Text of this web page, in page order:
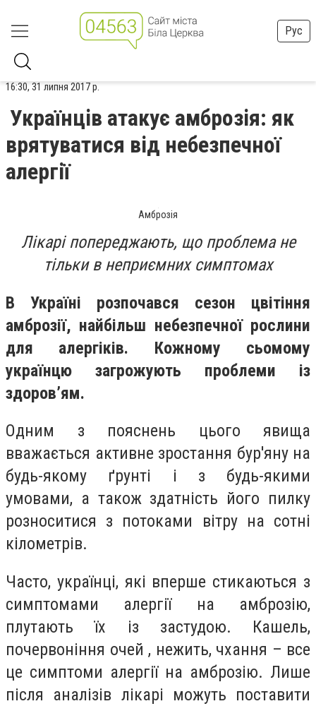
Рус
16:30, 31 липня 2017 р.
Українців атакує амброзія: як
врятуватися від небезпечної
алергії
Амброзія
Лікарі попереджають, що проблема не
тільки в неприємних симптомах
В Україні розпочався сезон цвітіння
амброзії, найбільш небезпечної рослини
для алергіків. Кожному сьомому
українцю загрожують проблеми із
здоров’ям.
Одним з пояснень цього явища
вважається активне зростання бур'яну на
будь-якому ґрунті і з будь-якими
умовами, а також здатність його пилку
розноситися з потоками вітру на сотні
кілометрів.
Часто, українці, які вперше стикаються з
симптомами алергії на амброзію,
плутають їх із застудою. Кашель,
почервоніння очей , нежить, чхання – все
це симптоми алергії на амброзію. Лише
після аналізів лікарі можуть поставити